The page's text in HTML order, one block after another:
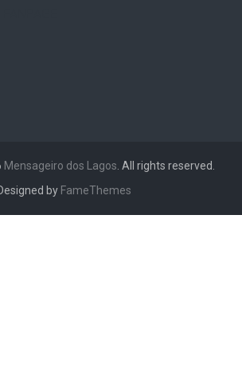
Mensageiro dos Lagos . All rights reserved.
by FameThemes